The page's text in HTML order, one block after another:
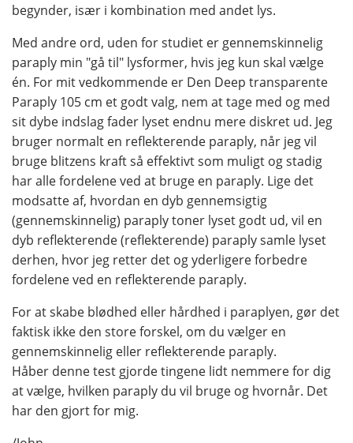
begynder, især i kombination med andet lys.
Med andre ord, uden for studiet er gennemskinnelig
paraply min "gå til" lysformer, hvis jeg kun skal vælge
én. For mit vedkommende er Den Deep transparente
Paraply 105 cm et godt valg, nem at tage med og med
sit dybe indslag fader lyset endnu mere diskret ud. Jeg
bruger normalt en reflekterende paraply, når jeg vil
bruge blitzens kraft så effektivt som muligt og stadig
har alle fordelene ved at bruge en paraply. Lige det
modsatte af, hvordan en dyb gennemsigtig
(gennemskinnelig) paraply toner lyset godt ud, vil en
dyb reflekterende (reflekterende) paraply samle lyset
derhen, hvor jeg retter det og yderligere forbedre
fordelene ved en reflekterende paraply.
For at skabe blødhed eller hårdhed i paraplyen, gør det
faktisk ikke den store forskel, om du vælger en
gennemskinnelig eller reflekterende paraply.
Håber denne test gjorde tingene lidt nemmere for dig
at vælge, hvilken paraply du vil bruge og hvornår. Det
har den gjort for mig.